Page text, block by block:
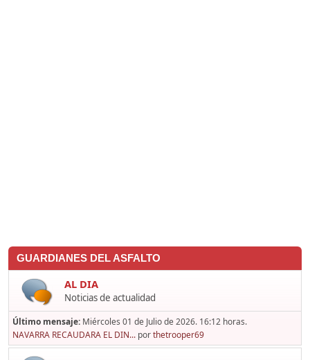
GUARDIANES DEL ASFALTO
AL DIA
Noticias de actualidad
Último mensaje: Miércoles 01 de Julio de 2026. 16:12 horas.
NAVARRA RECAUDARA EL DIN... porthetrooper69